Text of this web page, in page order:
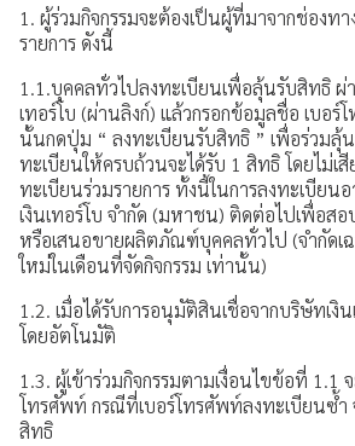
1. ผู้ร่วมกิจกรรมจะต้องเป็นผู้ที่มาจากช่องท
รายการ ดังนี้
1.1.บุคคลทั่วไปลงทะเบียนเพื่อลุ้นรับสิทธิ ผ่
เทอร์โบ (ผ่านลิงก์) แล้วกรอกข้อมูลชื่อ เบอร์
นั้นกดปุ่ม “ ลงทะเบียนรับสิทธิ ” เพื่อร่วมลุ้น
ทะเบียนให้ครบถ้วนจะได้รับ 1 สิทธิ โดยไม่เสี
ทะเบียนร่วมรายการ ทั้งนี้ในการลงทะเบีย
เงินเทอร์โบ จำกัด (มหาชน) ติดต่อไปเพื่อส
หรือเสนอขายผลิตภัณฑ์บุคคลทั่วไป (จำกัด
ใหม่ในเดือนที่จัดกิจกรรม เท่านั้น)
1.2. เมื่อได้รับการอนุมัติสินเชื่อจากบริษัทเงิ
โดยอัตโนมัติ
1.3. ผู้เข้าร่วมกิจกรรมตามเงื่อนไขข้อที่ 1.1
โทรศัพท์ กรณีที่เบอร์โทรศัพท์ลงทะเบียนซ้ำ
สิทธิ